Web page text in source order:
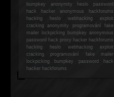
bumpkey anonymity heslo password
hackhacker anonymous hackforums
hackingheslo webhacking exploit
cracking anonymity programování fake
mailer lockpicking bumpkey anonymous
password hack proxy hacker hackforums
hacking heslo webhacking exploit
cracking programování fake mailer
lockpicking bumpkey password hack
hackerhackforums